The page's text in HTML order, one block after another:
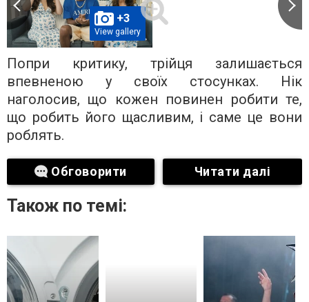
+3
View gallery
Попри критику, трійця залишається
впевненою у своїх стосунках. Нік
наголосив, що кожен повинен робити те,
що робить його щасливим, і саме це вони
роблять.
Обговорити Читати далі
Також по темі: